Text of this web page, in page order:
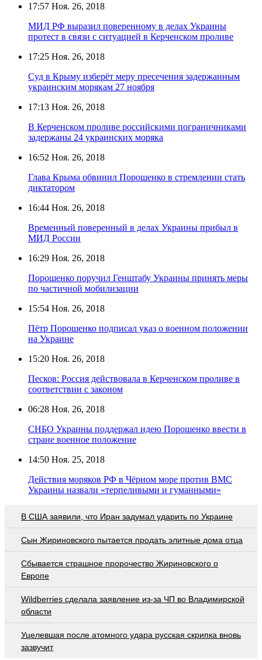
17:57 Ноя. 26, 2018
МИД РФ выразил поверенному в делах Украины
протест в связи с ситуацией в Керченском проливе
17:25 Ноя. 26, 2018
Суд в Крыму изберёт меру пресечения задержанным
украинским морякам 27 ноября
17:13 Ноя. 26, 2018
В Керченском проливе российскими пограничниками
задержаны 24 украинских моряка
16:52 Ноя. 26, 2018
Глава Крыма обвинил Порошенко в стремлении стать
диктатором
16:44 Ноя. 26, 2018
Временный поверенный в делах Украины прибыл в
МИД России
16:29 Ноя. 26, 2018
Порошенко поручил Генштабу Украины принять меры
по частичной мобилизации
15:54 Ноя. 26, 2018
Пётр Порошенко подписал указ о военном положении
на Украине
15:20 Ноя. 26, 2018
Песков: Россия действовала в Керченском проливе в
соответствии с законом
06:28 Ноя. 26, 2018
СНБО Украины поддержал идею Порошенко ввести в
стране военное положение
14:50 Ноя. 25, 2018
Действия моряков РФ в Чёрном море против ВМС
Украины назвали «терпеливыми и гуманными»
В США заявили, что Иран задумал ударить по Украине
Сын Жириновского пытается продать элитные дома отца
Сбывается страшное пророчество Жириновского о
Европе
Wildberries cделала заявление из-за ЧП во Владимирской
области
Уцелевшая после атомного удара русская скрипка вновь
зазвучит